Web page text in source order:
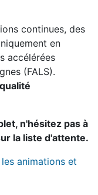
continues, des
en
accélérées
(FALS).
qualité
n'hésitez pas à
la liste d'attente.
animations et